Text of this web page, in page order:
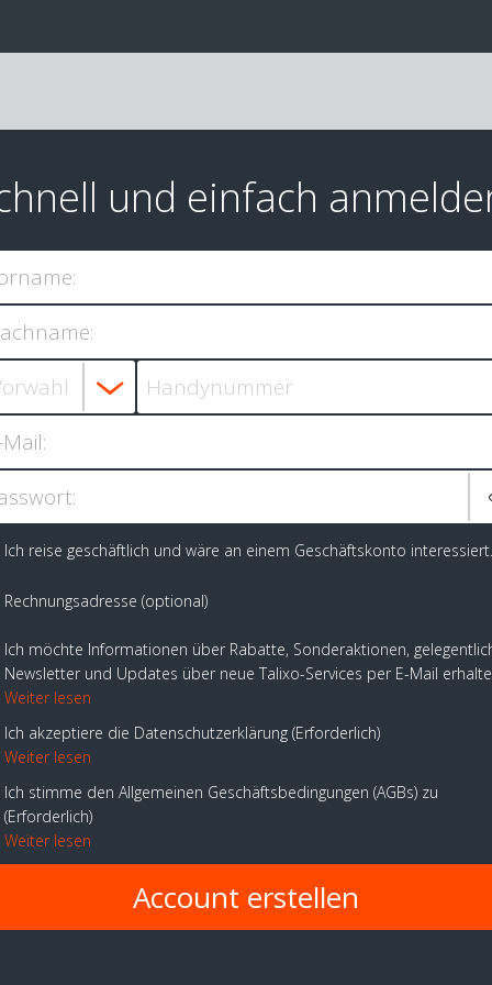
und einfach
Ich reise geschäftlich und wäre an einem Geschäftskonto interessiert.
Rechnungsadresse (optional)
Ich möchte Informationen über Rabatte, Sonderaktionen,
Newsletter und Updates über neue Talixo-Services per E-Mail
Weiter lesen
Ich akzeptiere die Datenschutzerklärung Erforderlich
Weiter lesen
Ich stimme den Allgemeinen Geschäftsbedingungen (AGBs) zu
Erforderlich
Weiter lesen